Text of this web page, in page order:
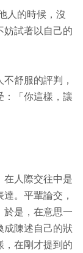
人的時候，沒
妨試著以自己的
舒服的評判，
：「你這樣，讓
在人際交往中是
。平輩論交，
於是，在意思一
成陳述自己的狀
，在剛才提到的